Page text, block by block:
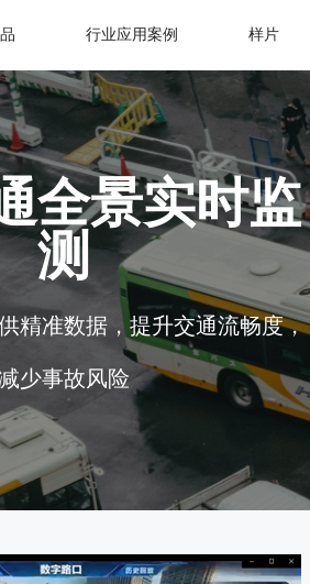
行业应用案例 样片
全景实时监
测
精准数据，提升交通流畅度，
少事故风险